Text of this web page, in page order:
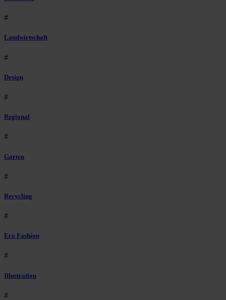
#
Landwirtschaft
#
Design
#
Regional
#
Garten
#
Recycling
#
Eco Fashion
#
Illustration
#